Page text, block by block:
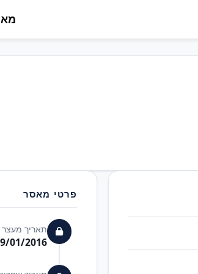
פרטי מאסר
תאריך מעצר
01/2016